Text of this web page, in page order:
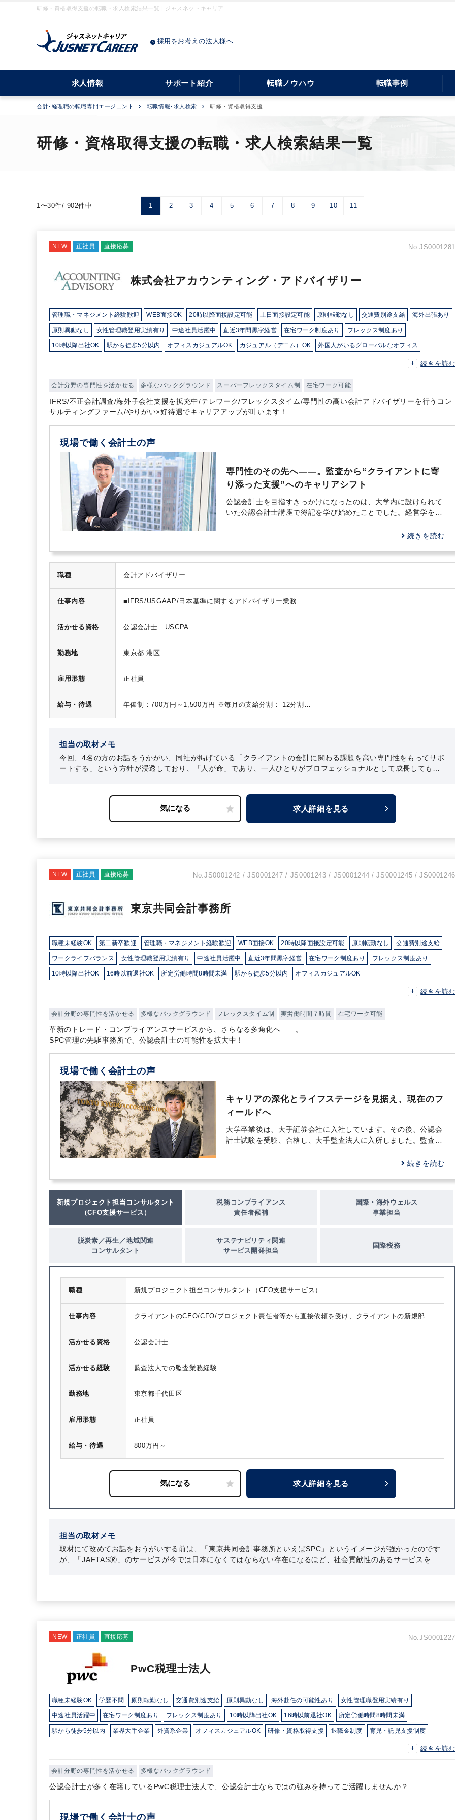
研修・資格取得支援の転職・求人検索結果一覧 | ジャスネットキャリア
採用をお考えの法人様へ
求人情報 サポート紹介 転職ノウハウ 転職事例
会計･経理職の転職専門エージェント 転職情報･求人検索 研修・資格取得支援
研修・資格取得支援の転職・求人検索結果一覧
1〜30件/ 902件中 1 2 3 4 5 6 7 8 9 10 11
NEW 正社員 直接応募 No.JS0001281
株式会社アカウンティング・アドバイザリー
管理職・マネジメント経験歓迎 WEB面接OK 20時以降面接設定可能 土日面接設定可能 原則転勤なし 交通費別途支給 海外出張あり
原則異動なし 女性管理職登用実績有り 中途社員活躍中 直近3年間黒字経営 在宅ワーク制度あり フレックス制度あり
10時以降出社OK 駅から徒歩5分以内 オフィスカジュアルOK カジュアル（デニム）OK 外国人がいるグローバルなオフィス
独自サービス
続きを読む
会計分野の専門性を活かせる 多様なバックグラウンド スーパーフレックスタイム制 在宅ワーク可能
IFRS/不正会計調査/海外子会社支援を拡充中/テレワーク/フレックスタイム/専門性の高い会計アドバイザリーを行うコン
サルティングファーム/やりがい×好待遇でキャリアアップが叶います！
現場で働く会計士の声
専門性のその先へ――。監査から“クライアントに寄
り添った支援”へのキャリアシフト
公認会計士を目指すきっかけになったのは、大学内に設けられて
いた公認会計士講座で簿記を学び始めたことでした。経営学を学
いう職業への関心を高める大きな転機になったのです。 最初は
っかり結果が出たことに加え、財務会計や管理会計といった各科
の関係で、弁護士や医師、公認会計士といった専門職の方々のお
話を父から聞く機会が多くありました。そうした会話を通じて、
そうした流れのなかで、在学中に公認会計士試験を受験、合格
た。
続きを読む
職種 会計アドバイザリー
仕事内容
■IFRS/USGAAP/日本基準に関するアドバイザリー業務
-会計基準・会計マニュアル作成支援
-IFRS導入支援・研修実施
■財務諸表作成・決算業務・監査対応支援
■内部統制・JSOX整備支援
■IPO支援
■経営管理/管理会計改善支援（EPMツール導入を含む）
活かせる資格 公認会計士 USCPA
勤務地 東京都 港区
雇用形態 正社員
給与・待遇
年俸制：700万円～1,500万円 ※毎月の支給分割： 12分割
担当の取材メモ
今回、4名の方のお話をうかがい、同社が掲げている「クライアントの会計に関わる課題を高い専門性をもってサポ
ートする」という方針が浸透しており、「人が命」であり、一人ひとりがプロフェッショナルとして成長してもら
先輩がいる」、「次はこうした経験を積みたい」といった前向きな発言が自然と出てくるのだと思います。
求人詳細を見る
NEW 正社員 直接応募 No.JS0001242 / JS0001247 / JS0001243 / JS0001244 / JS0001245 / JS0001246
東京共同会計事務所
職種未経験OK 第二新卒歓迎 管理職・マネジメント経験歓迎 WEB面接OK 20時以降面接設定可能 原則転勤なし 交通費別途支給
ワークライフバランス 女性管理職登用実績有り 中途社員活躍中 直近3年間黒字経営 在宅ワーク制度あり フレックス制度あり
10時以降出社OK 16時以前退社OK 所定労働時間8時間未満 駅から徒歩5分以内 オフィスカジュアルOK
年間休日120日以上続きを読む
会計分野の専門性を活かせる 多様なバックグラウンド フレックスタイム制 実労働時間７時間 在宅ワーク可能
革新のトレード・コンプライアンスサービスから、さらなる多角化へ――。
SPC管理の先駆事務所で、公認会計士の可能性を拡大中！
現場で働く会計士の声
キャリアの深化とライフステージを見据え、現在のフ
ィールドへ
大学卒業後は、大手証券会社に入社しています。その後、公認会
計士試験を受験、合格し、大手監査法人に入所しました。監査法
マネジメント会社やファンドなどの会計監査業務に従事しまし
投資信託等、ファンドの基礎を学びました。監査IT化プロジェク
および運用業務も経験しています。
続きを読む
新規プロジェクト担当コンサルタント
（CFO支援サービス）
税務コンプライアンス
責任者候補
国際・海外ウェルス
事業担当
脱炭素／再生／地域関連
コンサルタント
サステナビリティ関連
サービス開発担当
国際税務
職種 新規プロジェクト担当コンサルタント（CFO支援サービス）
仕事内容
クライアントのCEO/CFO/プロジェクト責任者等から直接依頼を受け、クライアントの新規部署
活かせる資格 公認会計士
活かせる経験 監査法人での監査業務経験
勤務地 東京都千代田区
雇用形態 正社員
給与・待遇 800万円～
求人詳細を見る
担当の取材メモ
取材にて改めてお話をおうがいする前は、「東京共同会計事務所といえばSPC」というイメージが強かったのです
が、「JAFTAS🄬」のサービスが今では日本になくてはならない存在になるほど、社会貢献性のあるサービスを展
NEW 正社員 直接応募 No.JS0001227
PwC税理士法人
職種未経験OK 学歴不問 原則転勤なし 交通費別途支給 原則異動なし 海外赴任の可能性あり 女性管理職登用実績有り
中途社員活躍中 在宅ワーク制度あり フレックス制度あり 10時以降出社OK 16時以前退社OK 所定労働時間8時間未満
駅から徒歩5分以内 業界大手企業 外資系企業 オフィスカジュアルOK 研修・資格取得支援 退職金制度 育児・託児支援制度
続きを読む
会計分野の専門性を活かせる 多様なバックグラウンド
公認会計士が多く在籍しているPwC税理士法人で、公認会計士ならではの強みを持ってご活躍しませんか？
現場で働く会計士の声